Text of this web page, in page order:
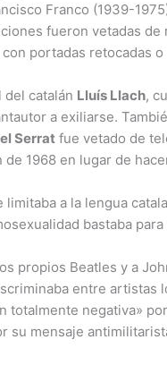
Franco (1939-
fueron vetadas
portadas retocadas
del catalán Lluís Llach,
a exiliarse.
Serrat fue vetado de
1968 en lugar de
limitaba a la lengua
bastaba
propios Beatles y a
entre artistas
totalmente negativa»
su mensaje